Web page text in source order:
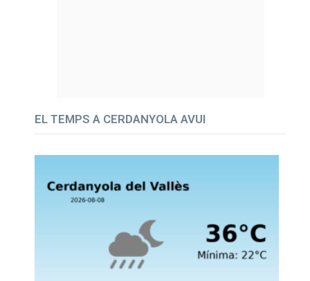
EL TEMPS A CERDANYOLA AVUI